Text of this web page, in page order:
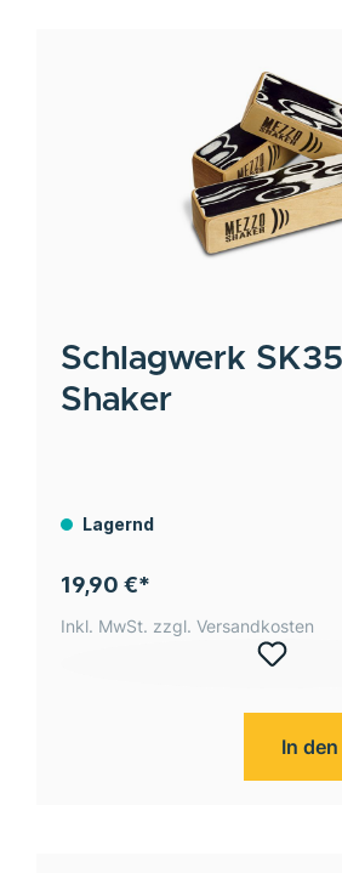
Schlagwerk
Shaker
Lagernd
19,90 €*
Inkl. MwSt. zzgl. Versandkosten
In